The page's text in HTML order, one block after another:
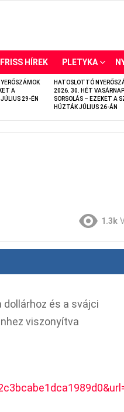
FRISS HÍREK PLETYKA
A
29-ÉN
HATOSLOTTÓ
2026. 30. HÉT VASÁRNAPI
SORSOLÁS – EZEKET A
HÚZTÁK JÚLIUS 26-ÁN
1.3k
és a svájci
viszonyítva